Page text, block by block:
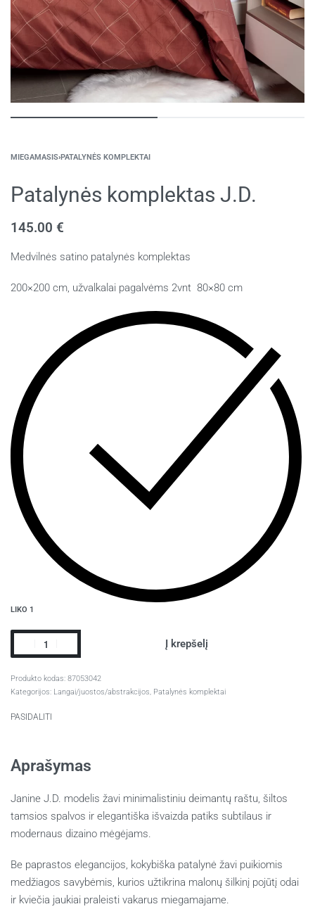
MIEGAMASIS›PATALYNĖS KOMPLEKTAI
Patalynės komplektas J.D.
145.00 €
Medvilnės satino patalynės komplektas
200×200 cm, užvalkalai pagalvėms 2vnt 80×80 cm
LIKO 1
Į krepšelį
87053042
Kategorijos: Langai/juostos/abstrakcijos, Patalynės komplektai
PASIDALITI
Aprašymas
Janine J.D. modelis žavi minimalistiniu deimantų raštu, šiltos
tamsios spalvos ir elegantiška išvaizda patiks subtilaus ir
modernaus dizaino mėgėjams.
Be paprastos elegancijos, kokybiška patalynė žavi puikiomis
medžiagos savybėmis, kurios užtikrina malonų šilkinį pojūtį odai
ir kviečia jaukiai praleisti vakarus miegamajame.